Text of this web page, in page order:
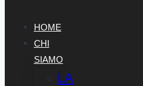
HOME
CHI
SIAMO
LA